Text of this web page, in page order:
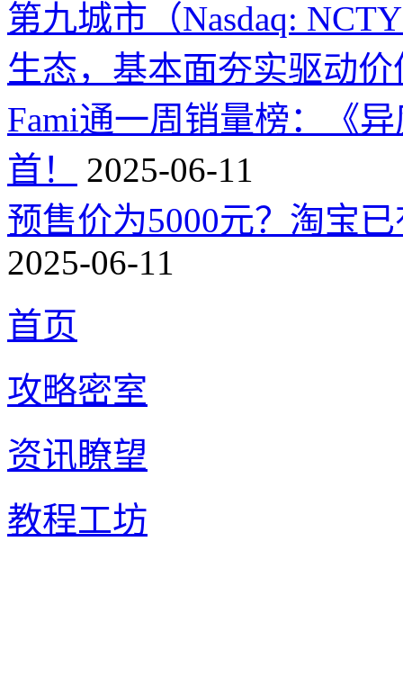
第九城市（Nasdaq:
生态，基本面夯实驱动价
Fami通一周销量榜：《
首！
2025-06-11
预售价为5000元？淘宝
2025-06-11
首页
攻略密室
资讯瞭望
教程工坊